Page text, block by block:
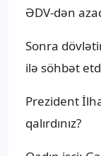
ƏDV-dən
Sonra
ilə söhbət
Prezident
qalırdınız?